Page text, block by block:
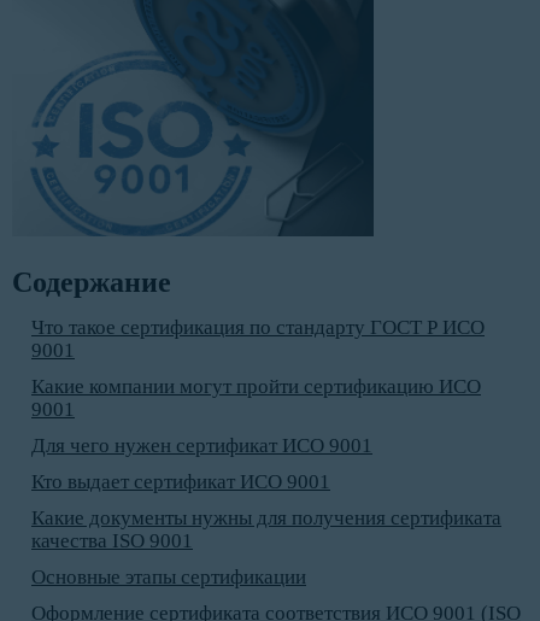
Содержание
Что такое сертификация по стандарту ГОСТ Р ИСО
9001
Какие компании могут пройти сертификацию ИСО
9001
Для чего нужен сертификат ИСО 9001
Кто выдает сертификат ИСО 9001
Какие документы нужны для получения сертификата
качества ISO 9001
Основные этапы сертификации
Оформление сертификата соответствия ИСО 9001 (ISO